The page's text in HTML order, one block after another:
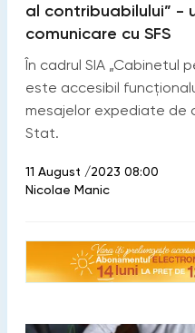
al contribuabilului” -
comunicare cu SFS
În cadrul SIA „Cabinetul
este accesibil
mesajelor expediate de
Stat.
11 August /2023 08:00
Nicolae Manic